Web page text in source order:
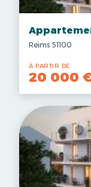
Reims 51100
À PARTIR DE
20 000